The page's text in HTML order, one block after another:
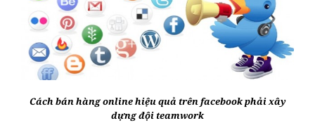
Cách bán hàng online hiệu quả trên facebook phải xây
dựng đội teamwork